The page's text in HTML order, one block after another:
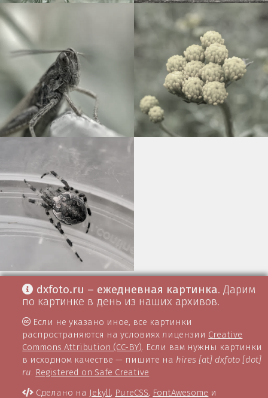
dxfoto.ru – ежедневная картинка. Дарим
по картинке в день из наших архивов.
Если не указано иное, все картинки
распространяются на условиях лицензии Creative
Commons Attribution (CC-BY). Если вам нужны картинки
в исходном качестве — пишите на hires [at] dxfoto [dot]
ru. Registered on Safe Creative
Сделано на Jekyll, PureCSS, FontAwesome и